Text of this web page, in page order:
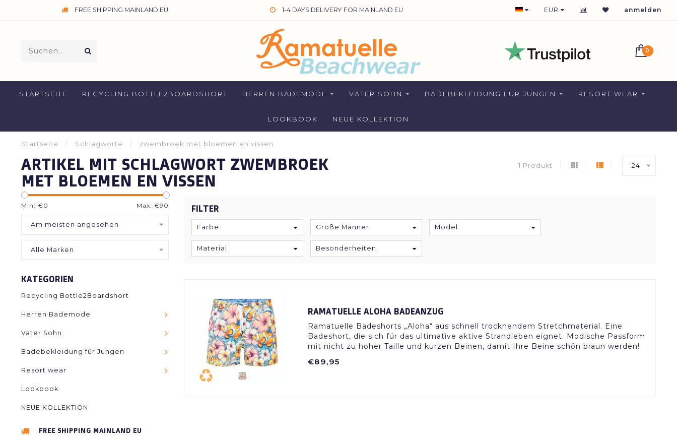
FREE SHIPPING MAINLAND EU 1-4 DAYS DELIVERY FOR MAINLAND EU 1-2 DAYS DELIVERY FOR NETHERLANDS
EUR anmelden
0
STARTSEITE RECYCLING BOTTLE2BOARDSHORT HERREN BADEMODE VATER SOHN BADEBEKLEIDUNG FÜR JUNGEN RESORT WEAR
LOOKBOOK NEUE KOLLEKTION
Startseite / Schlagworte / zwembroek met bloemen en vissen
ARTIKEL MIT SCHLAGWORT ZWEMBROEK
MET BLOEMEN EN VISSEN
1 Produkt 24
Min: €0 Max: €90
Am meisten angesehen
Alle Marken
KATEGORIEN
Recycling Bottle2Boardshort
Herren Bademode
Vater Sohn
Badebekleidung für Jungen
Resort wear
Lookbook
NEUE KOLLEKTION
FREE SHIPPING MAINLAND EU
FILTER
Farbe Größe Männer Model
Material Besonderheiten
RAMATUELLE ALOHA BADEANZUG
Ramatuelle Badeshorts „Aloha“ aus schnell trocknendem Stretchmaterial. Eine
Badeshort, die sich für das ultimative aktive Strandleben eignet. Modische Passform
mit nicht zu hoher Taille und kurzen Beinen, damit Ihre Beine schön braun werden!
€89,95